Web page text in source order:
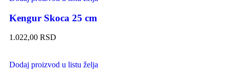
Kengur Skoca 25 cm
1.022,00 RSD
Dodaj proizvod u listu želja